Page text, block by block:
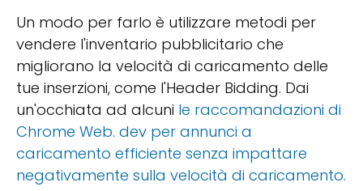
Un modo per farlo è utilizzare metodi per
vendere l'inventario pubblicitario che
migliorano la velocità di caricamento delle
tue inserzioni, come l'Header Bidding. Dai
un'occhiata ad alcuni le raccomandazioni di
Chrome Web. dev per annunci a
caricamento efficiente senza impattare
negativamente sulla velocità di caricamento.